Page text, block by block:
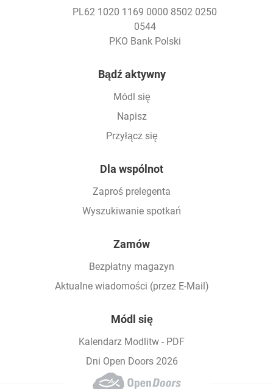
PL62 1020 1169 0000 8502 0250
0544
PKO Bank Polski
Bądź aktywny
Módl się
Napisz
Przyłącz się
Dla wspólnot
Zaproś prelegenta
Wyszukiwanie spotkań
Zamów
Bezpłatny magazyn
Aktualne wiadomości (przez E-Mail)
Módl się
Kalendarz Modlitw - PDF
Dni Open Doors 2026